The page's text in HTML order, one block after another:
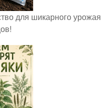
для шикарного урожая